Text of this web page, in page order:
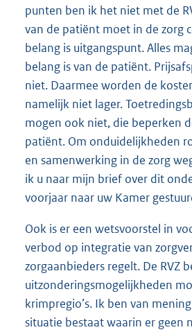
punten ben ik het niet met de
van de patiënt moet in de zorg
belang is uitgangspunt. Alles
belang is van de patiënt.
niet. Daarmee worden de
namelijk niet lager.
mogen ook niet, die beperken
patiënt. Om onduidelijkheden
en samenwerking in de zorg
ik u naar mijn brief over dit
voorjaar naar uw Kamer
Ook is er een wetsvoorstel in
verbod op integratie van
zorgaanbieders regelt. De RVZ
uitzonderingsmogelijkheden
krimpregio’s. Ik ben van
situatie bestaat waarin er geen